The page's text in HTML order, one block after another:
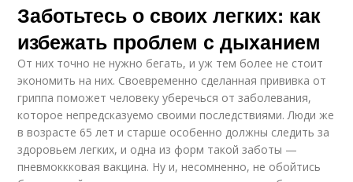
Заботьтесь о своих легких: как
избежать проблем с дыханием
От них точно не нужно бегать, и уж тем более не стоит
экономить на них. Своевременно сделанная прививка от
гриппа поможет человеку уберечься от заболевания,
которое непредсказуемо своими последствиями. Люди же
в возрасте 65 лет и старше особенно должны следить за
здоровьем легких, и одна из форм такой заботы —
пневмоккковая вакцина. Ну и, несомненно, не обойтись